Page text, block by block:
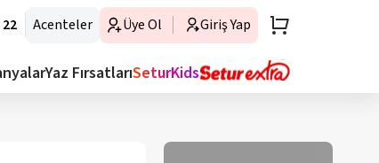
Acenteler Üye Ol Giriş Yap
Yaz FırsatlarıSeturKids